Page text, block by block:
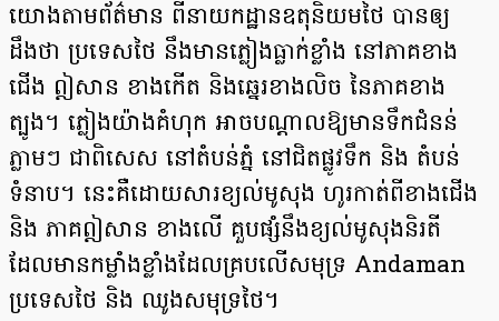
យោងតាមព័ត៌មាន ពីនាយកដ្ឋានឧតុនិយមថៃ បានឲ្យ
ដឹងថា ប្រទេសថៃ នឹងមានភ្លៀងធ្លាក់ខ្លាំង នៅភាគខាង
ជើង ឦសាន ខាងកើត និងឆ្នេរខាងលិច នៃភាគខាង
ត្បូង។ ភ្លៀងយ៉ាងគំហុក អាចបណ្តាលឱ្យមានទឹកជំនន់
ភ្លាមៗ ជាពិសេស នៅតំបន់ភ្នំ នៅជិតផ្លូវទឹក និង តំបន់
ទំនាប។ នេះគឺដោយសារខ្យល់មូសុង ហូរកាត់ពីខាងជើង
និង ភាគឦសាន ខាងលើ គួបផ្សំនឹងខ្យល់មូសុងនិរតី
ដែលមានកម្លាំងខ្លាំងដែលគ្របលើសមុទ្រ Andaman
ប្រទេសថៃ និង ឈូងសមុទ្រថៃ។